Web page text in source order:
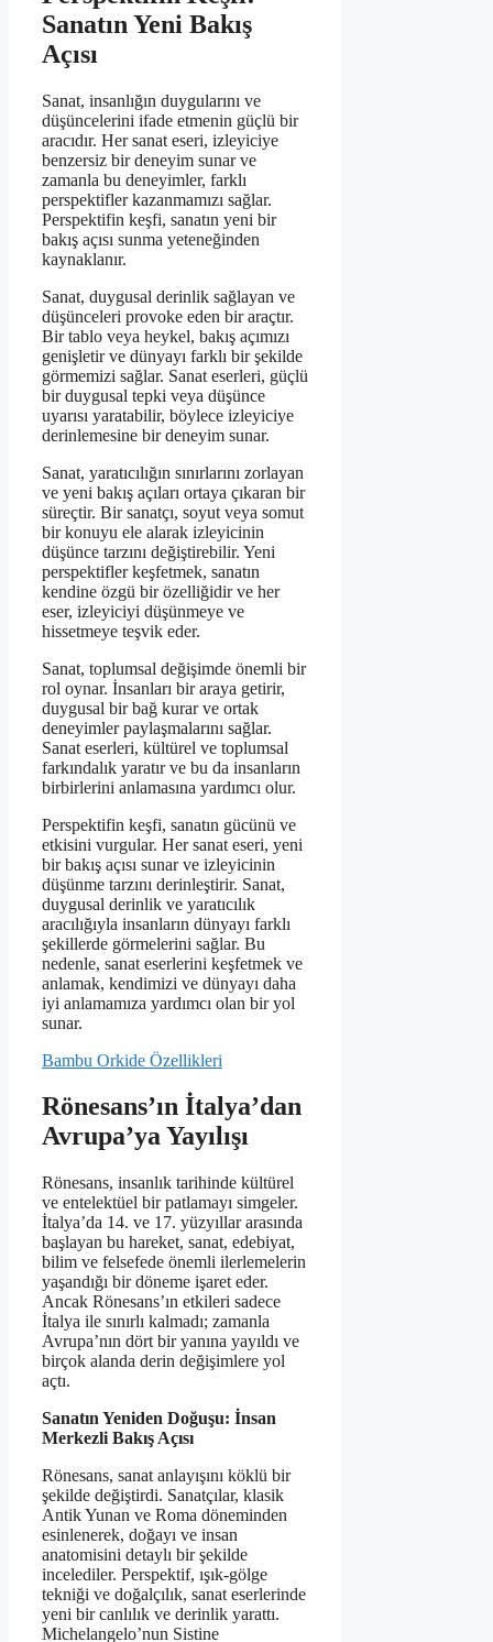
Sanatın Yeni Bakış
Açısı
Sanat, insanlığın duygularını ve
düşüncelerini ifade etmenin güçlü bir
aracıdır. Her sanat eseri, izleyiciye
benzersiz bir deneyim sunar ve
zamanla bu deneyimler, farklı
perspektifler kazanmamızı sağlar.
Perspektifin keşfi, sanatın yeni bir
bakış açısı sunma yeteneğinden
kaynaklanır.
Sanat, duygusal derinlik sağlayan ve
düşünceleri provoke eden bir araçtır.
Bir tablo veya heykel, bakış açımızı
genişletir ve dünyayı farklı bir şekilde
görmemizi sağlar. Sanat eserleri, güçlü
bir duygusal tepki veya düşünce
uyarısı yaratabilir, böylece izleyiciye
derinlemesine bir deneyim sunar.
Sanat, yaratıcılığın sınırlarını zorlayan
ve yeni bakış açıları ortaya çıkaran bir
süreçtir. Bir sanatçı, soyut veya somut
bir konuyu ele alarak izleyicinin
düşünce tarzını değiştirebilir. Yeni
perspektifler keşfetmek, sanatın
kendine özgü bir özelliğidir ve her
eser, izleyiciyi düşünmeye ve
hissetmeye teşvik eder.
Sanat, toplumsal değişimde önemli bir
rol oynar. İnsanları bir araya getirir,
duygusal bir bağ kurar ve ortak
deneyimler paylaşmalarını sağlar.
Sanat eserleri, kültürel ve toplumsal
farkındalık yaratır ve bu da insanların
birbirlerini anlamasına yardımcı olur.
Perspektifin keşfi, sanatın gücünü ve
etkisini vurgular. Her sanat eseri, yeni
bir bakış açısı sunar ve izleyicinin
düşünme tarzını derinleştirir. Sanat,
duygusal derinlik ve yaratıcılık
aracılığıyla insanların dünyayı farklı
şekillerde görmelerini sağlar. Bu
nedenle, sanat eserlerini keşfetmek ve
anlamak, kendimizi ve dünyayı daha
iyi anlamamıza yardımcı olan bir yol
sunar.
Bambu Orkide Özellikleri
Rönesans’ın İtalya’dan
Avrupa’ya Yayılışı
Rönesans, insanlık tarihinde kültürel
ve entelektüel bir patlamayı simgeler.
İtalya’da 14. ve 17. yüzyıllar arasında
başlayan bu hareket, sanat, edebiyat,
bilim ve felsefede önemli ilerlemelerin
yaşandığı bir döneme işaret eder.
Ancak Rönesans’ın etkileri sadece
İtalya ile sınırlı kalmadı; zamanla
Avrupa’nın dört bir yanına yayıldı ve
birçok alanda derin değişimlere yol
açtı.
Sanatın Yeniden Doğuşu: İnsan
Merkezli Bakış Açısı
Rönesans, sanat anlayışını köklü bir
şekilde değiştirdi. Sanatçılar, klasik
Antik Yunan ve Roma döneminden
esinlenerek, doğayı ve insan
anatomisini detaylı bir şekilde
incelediler. Perspektif, ışık-gölge
tekniği ve doğalçılık, sanat eserlerinde
yeni bir canlılık ve derinlik yarattı.
Michelangelo’nun Sistine